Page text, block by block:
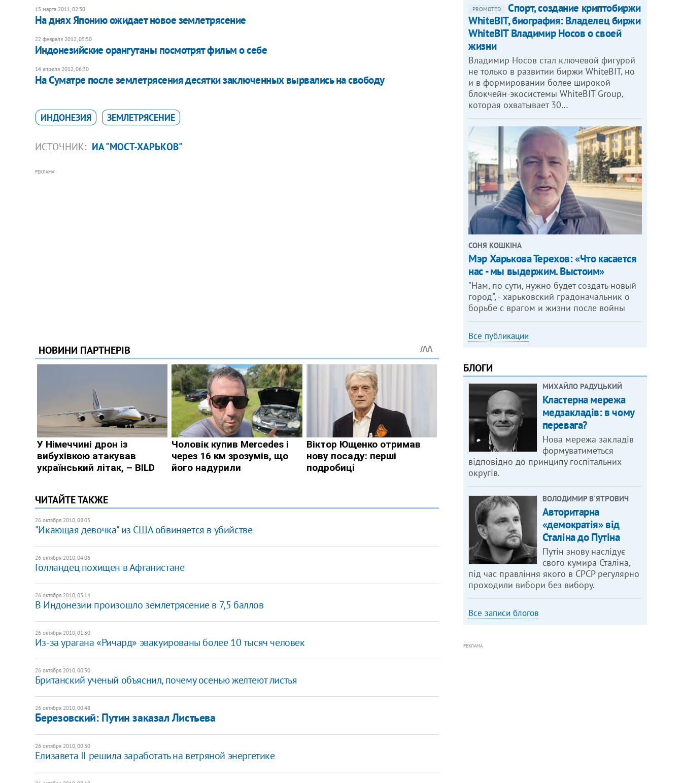
15 марта 2011, 02:30
На днях Японию ожидает новое землетрясение
22 февраля 2012, 05:50
Индонезийские орангутаны посмотрят фильм о себе
14 апреля 2012, 06:30
На Суматре после землетрясения десятки заключенных вырвались на свободу
ИНДОНЕЗИЯ ЗЕМЛЕТРЯСЕНИЕ
ИСТОЧНИК: ИА "МОСТ-ХАРЬКОВ"
РЕКЛАМА
ЧИТАЙТЕ ТАКЖЕ
26 октября 2010, 08:03
"Икающая девочка" из США обвиняется в убийстве
26 октября 2010, 04:06
Голландец похищен в Афганистане
26 октября 2010, 03:14
В Индонезии произошло землетрясение в 7,5 баллов
26 октября 2010, 01:30
Из-за урагана «Ричард» эвакуированы более 10 тысяч человек
26 октября 2010, 00:50
Британский ученый объяснил, почему осенью желтеют листья
26 октября 2010, 00:48
Березовский: Путин заказал Листьева
26 октября 2010, 00:30
Елизавета II решила заработать на ветряной энергетике
PROMOTED
Спорт, создание криптобиржи
WhiteBIT, биография: Владелец биржи
WhiteBIT Владимир Носов о своей
жизни
Владимир Носов стал ключевой фигурой
не только в развитии биржи WhiteBIT, но
и в формировании более широкой
блокчейн-экосистемы WhiteBIT Group,
которая охватывает 30…
СОНЯ КОШКІНА
Мэр Харькова Терехов: «Что касается
нас - мы выдержим. Выстоим»
"Нам, по сути, нужно будет создать новый
город", - харьковский градоначальник о
борьбе с врагом и жизни после войны
Все публикации
БЛОГИ
МИХАЙЛО РАДУЦЬКИЙ
Кластерна мережа
медзакладів: в чому
перевага?
Нова мережа закладів
формуватиметься
відповідно до принципу госпітальних
округів.
ВОЛОДИМИР В'ЯТРОВИЧ
Авторитарна
«демократія» від
Сталіна до Путіна
Путін знову наслідує
свого кумира Сталіна,
під час правління якого в СРСР регулярно
проходили вибори без вибору.
Все записи блогов
РЕКЛАМА